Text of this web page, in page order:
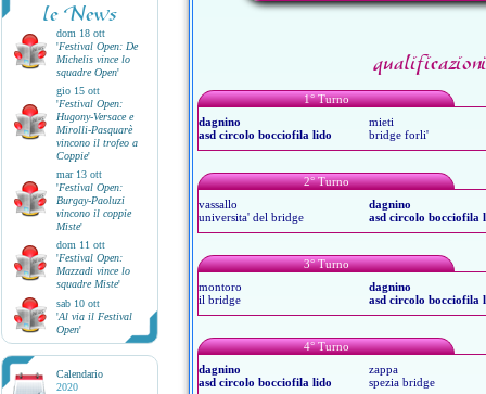
le News
dom 18 ott
'Festival Open: De
Michelis vince lo
squadre Open'
gio 15 ott
'Festival Open:
Hugony-Versace e
Mirolli-Pasquarè
vincono il trofeo a
Coppie'
mar 13 ott
'Festival Open:
Burgay-Paoluzi
vincono il coppie
Miste'
dom 11 ott
'Festival Open:
Mazzadi vince lo
squadre Miste'
sab 10 ott
'Al via il Festival
Open'
Calendario
2020
1° Turno
dagnino
asd circolo bocciofila lido
mieti
bridge forli'
2° Turno
vassallo
universita' del bridge
dagnino
asd circolo bocciofila
3° Turno
montoro
il bridge
dagnino
asd circolo bocciofila
4° Turno
dagnino
asd circolo bocciofila lido
zappa
spezia bridge